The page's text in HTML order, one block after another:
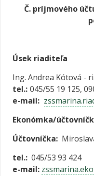
Č. príjmového
Úsek riaditeľa
Ing. Andrea Kótová -
tel.: 045/55 19 125,
e-mail:
Ekonómka/
Účtovníčka:
tel.: 045/53 93 424
e-mail: